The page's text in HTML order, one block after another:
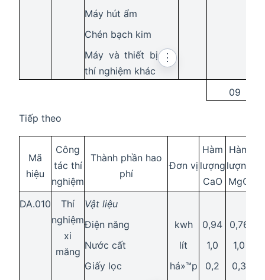
Máy hút ẩm
Chén bạch kim
Máy và thiết bị
thí nghiệm khác
⋮
09
Tiếp theo
Mã
hiệu
Công
tác thí
nghiệm
Thành phần hao
phí
Đơn vị
Hàm
lượng
CaO
Hàm
lượng
MgO
DA.010
Thí
nghiệm
xi
măng
Vật liệu
Điện năng
Nước cất
Giấy lọc
kwh
lít
há»™p
0,94
1,0
0,2
0,76
1,0
0,3